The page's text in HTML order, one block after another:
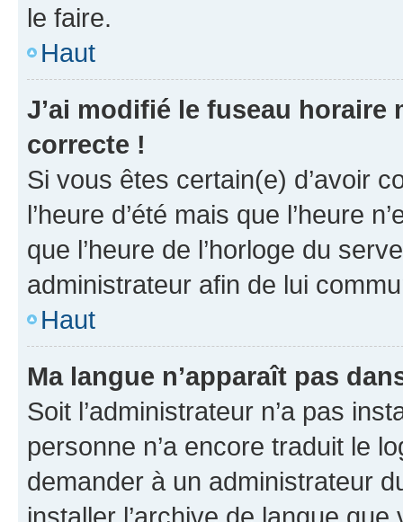
le faire.
Haut
J’ai modifié le fuseau horaire
correcte !
Si vous êtes certain(e) d’avoir
l’heure d’été mais que l’heure
que l’heure de l’horloge du
administrateur afin de lui
Haut
Ma langue n’apparaît pas
Soit l’administrateur n’a pas
personne n’a encore traduit le
demander à un administrateur